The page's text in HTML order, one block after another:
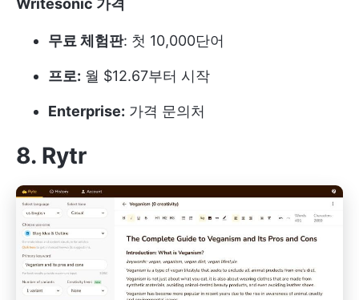
Writesonic 가격
무료 체험판: 첫 10,000단어
프로: 월 $12.67부터 시작
Enterprise: 가격 문의처
8. Rytr